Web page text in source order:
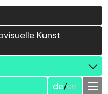
Kunst
de/en